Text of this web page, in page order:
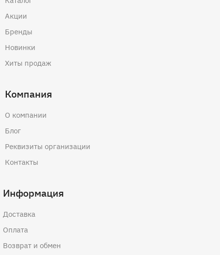
Акции
Бренды
Новинки
Хиты продаж
Компания
О компании
Блог
Реквизиты организации
Контакты
Информация
Доставка
Оплата
Возврат и обмен